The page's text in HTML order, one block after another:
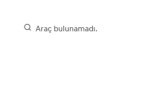
Araç bulunamadı.